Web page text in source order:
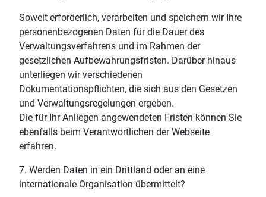
Soweit erforderlich, verarbeiten und speichern wir Ihre
personenbezogenen Daten für die Dauer des
Verwaltungsverfahrens und im Rahmen der
gesetzlichen Aufbewahrungsfristen. Darüber hinaus
unterliegen wir verschiedenen
Dokumentationspflichten, die sich aus den Gesetzen
und Verwaltungsregelungen ergeben.
Die für Ihr Anliegen angewendeten Fristen können Sie
ebenfalls beim Verantwortlichen der Webseite
erfahren.
7. Werden Daten in ein Drittland oder an eine
internationale Organisation übermittelt?